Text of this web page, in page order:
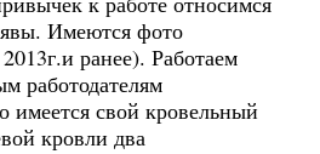
Имеются фото
ранее). Работаем
работодателям
имеется свой кровельный
кровли два